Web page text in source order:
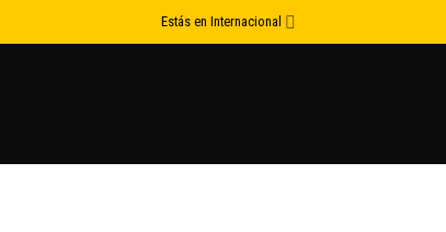
to
Estás en Internacional